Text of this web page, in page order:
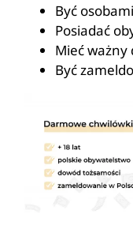
Być
Posiadać
Mieć
Być